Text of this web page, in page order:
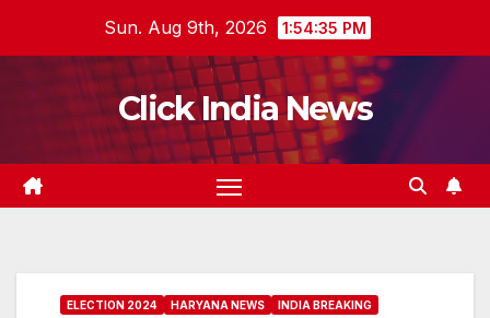
Sun. Aug 9th, 2026 1:54:36 PM
Click India News
ELECTION 2024 HARYANA NEWS INDIA BREAKING